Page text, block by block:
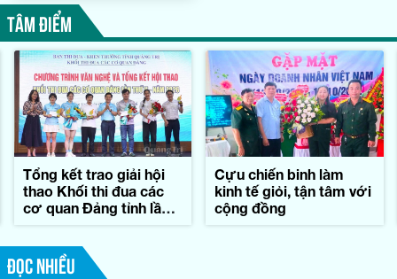
TÂM ĐIỂM
Tổng kết trao giải hội
thao Khối thi đua các
cơ quan Đảng tỉnh lần
Cựu chiến binh làm
kinh tế giỏi, tận tâm với
cộng đồng
ĐỌC NHIỀU